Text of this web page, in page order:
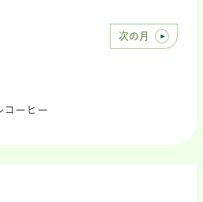
次の月
コーヒー